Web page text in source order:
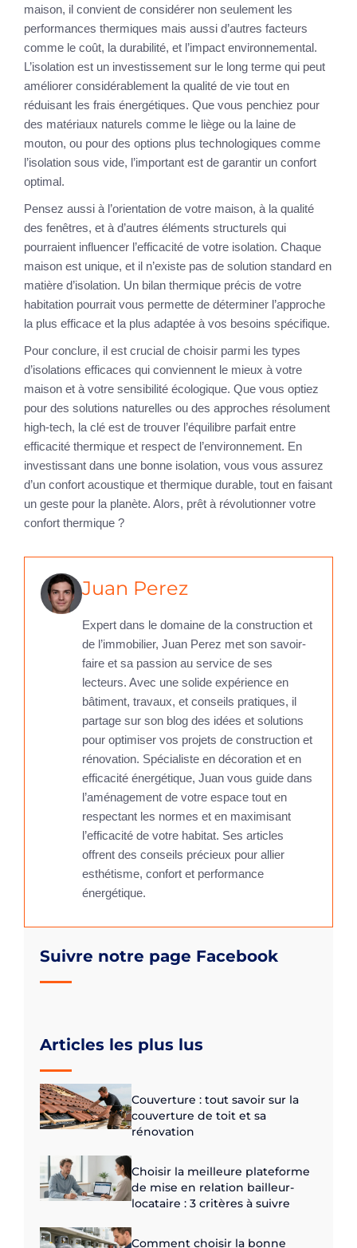
Suivre notre page Facebook
Articles les plus lus
Couverture : tout savoir sur la
couverture de toit et sa
rénovation
Choisir la meilleure plateforme
de mise en relation bailleur-
locataire : 3 critères à suivre
Comment choisir la bonne
maison, il convient de considérer non seulement les
performances thermiques mais aussi d’autres facteurs
comme le coût, la durabilité, et l’impact environnemental.
L’isolation est un investissement sur le long terme qui peut
améliorer considérablement la qualité de vie tout en
réduisant les frais énergétiques. Que vous penchiez pour
des matériaux naturels comme le liège ou la laine de
mouton, ou pour des options plus technologiques comme
l’isolation sous vide, l’important est de garantir un confort
optimal.
Pensez aussi à l’orientation de votre maison, à la qualité
des fenêtres, et à d’autres éléments structurels qui
pourraient influencer l’efficacité de votre isolation. Chaque
maison est unique, et il n’existe pas de solution standard en
matière d’isolation. Un bilan thermique précis de votre
habitation pourrait vous permette de déterminer l’approche
la plus efficace et la plus adaptée à vos besoins spécifique.
Pour conclure, il est crucial de choisir parmi les types
d’isolations efficaces qui conviennent le mieux à votre
maison et à votre sensibilité écologique. Que vous optiez
pour des solutions naturelles ou des approches résolument
high-tech, la clé est de trouver l’équilibre parfait entre
efficacité thermique et respect de l’environnement. En
investissant dans une bonne isolation, vous vous assurez
d’un confort acoustique et thermique durable, tout en faisant
un geste pour la planète. Alors, prêt à révolutionner votre
confort thermique ?
Juan Perez
Expert dans le domaine de la construction et
de l’immobilier, Juan Perez met son savoir-
faire et sa passion au service de ses
lecteurs. Avec une solide expérience en
bâtiment, travaux, et conseils pratiques, il
partage sur son blog des idées et solutions
pour optimiser vos projets de construction et
rénovation. Spécialiste en décoration et en
efficacité énergétique, Juan vous guide dans
l’aménagement de votre espace tout en
respectant les normes et en maximisant
l’efficacité de votre habitat. Ses articles
offrent des conseils précieux pour allier
esthétisme, confort et performance
énergétique.